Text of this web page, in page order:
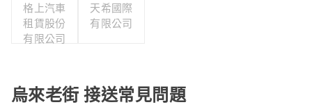
公司職工
福利委員
會
格上汽車
租賃股份
有限公司
天希國際
有限公司
烏來老街 接送常見問題